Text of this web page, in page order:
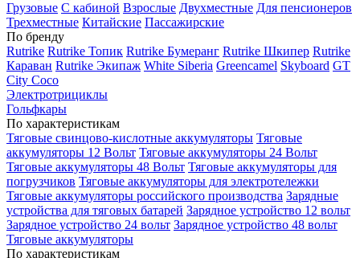
Грузовые С кабиной Взрослые Двухместные Для пенсионеров
Трехместные Китайские Пассажирские
По бренду
Rutrike Rutrike Топик Rutrike Бумеранг Rutrike Шкипер Rutrike
Караван Rutrike Экипаж White Siberia Greencamel Skyboard GT
City Coco
Электротрициклы
Гольфкары
По характеристикам
Тяговые свинцово-кислотные аккумуляторы Тяговые
аккумуляторы 12 Вольт Тяговые аккумуляторы 24 Вольт
Тяговые аккумуляторы 48 Вольт Тяговые аккумуляторы для
погрузчиков Тяговые аккумуляторы для электротележки
Тяговые аккумуляторы российского производства Зарядные
устройства для тяговых батарей Зарядное устройство 12 вольт
Зарядное устройство 24 вольт Зарядное устройство 48 вольт
Тяговые аккумуляторы
По характеристикам